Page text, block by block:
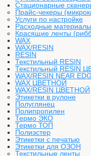
Стационарные
Прайс-чекеры
Услуги по настройке
Расходные материалы
Красящие ленты
WAX
WAX/RESIN
RESIN
Текстильный RESIN
Текстильный RESIN
WAX/RESIN NEAR
WAX ЦВЕТНОЙ
WAX/RESIN ЦВЕТНОЙ
Этикетки в рулоне
Полуглянец
Полипропилен
Термо ЭКО
Термо ТОП
Полиэстер
Этикетки с печатью
Этикетки для ОЗОН
Текстильные ленты